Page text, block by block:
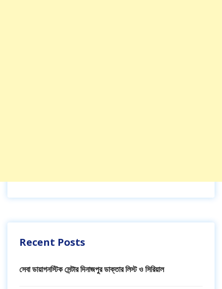
Recent Posts
সেবা ডায়াগনস্টিক সেন্টার দিনাজপুর ডাক্তার লিস্ট ও সিরিয়াল